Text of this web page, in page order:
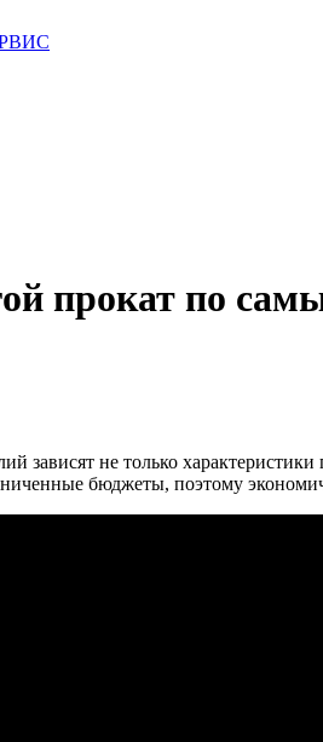
прокат по
зависят не только
бюджеты, поэтому